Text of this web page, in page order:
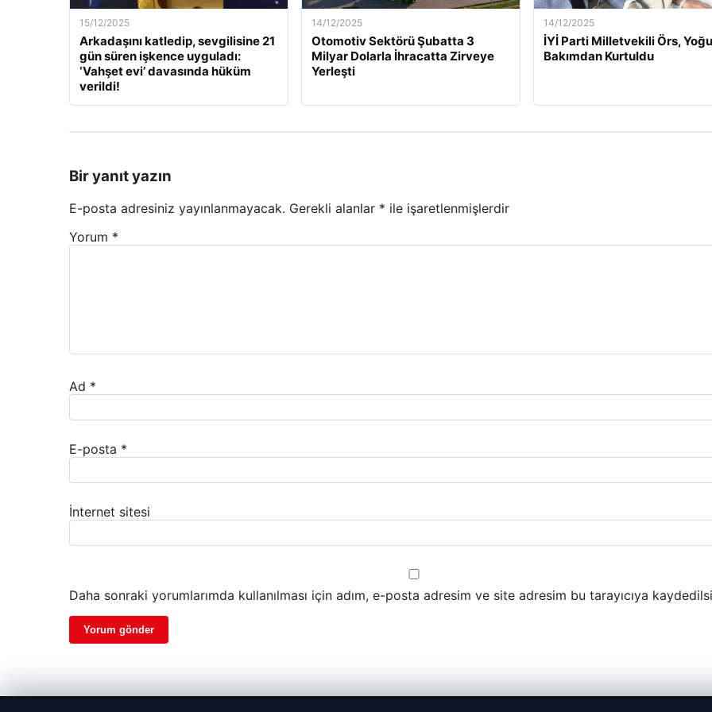
15/12/2025
Arkadaşını katledip, sevgilisine 21
gün süren işkence uyguladı:
‘Vahşet evi’ davasında hüküm
verildi!
14/12/2025
Otomotiv Sektörü Şubatta 3
Milyar Dolarla İhracatta Zirveye
Yerleşti
14/12/2025
İYİ Parti Milletvekili Örs,
Bakımdan Kurtuldu
Bir yanıt yazın
E-posta adresiniz yayınlanmayacak. Gerekli alanlar * ile işaretlenmişlerdir
Yorum *
Ad *
E-posta *
İnternet sitesi
Daha sonraki yorumlarımda kullanılması için adım, e-posta adresim ve site adresim bu tarayıcıya